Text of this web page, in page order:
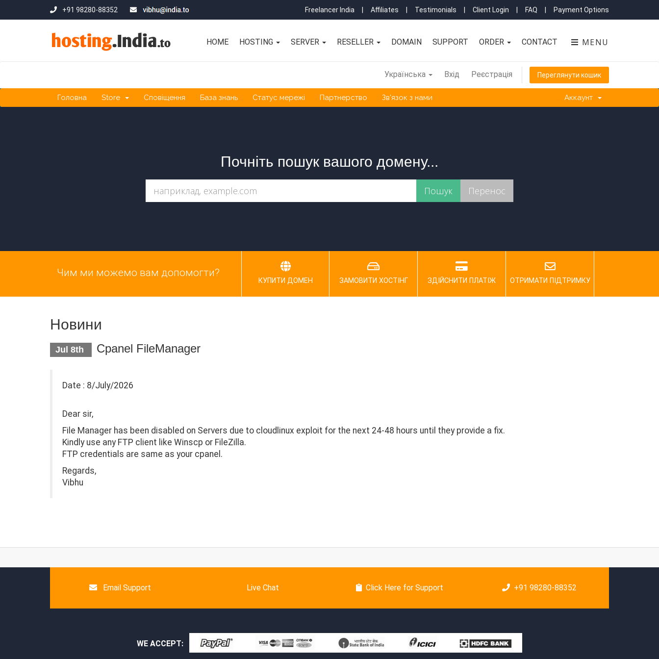
+91 98280-88352 Freelancer India Affiliates Testimonials Client Login FAQ Payment Options
MENU
HOME HOSTING SERVER RESELLER DOMAIN SUPPORT ORDER CONTACT
Українська Вхід Реєстрація Переглянути кошик
Головна Store Сповіщення База знань Статус мережі Партнерство Зв'язок з нами Аккаунт
Почніть пошук вашого домену...
Чим ми можемо вам допомогти?
КУПИТИ ДОМЕН ЗАМОВИТИ ХОСТІНГ ЗДІЙСНИТИ ПЛАТІЖ ОТРИМАТИ ПІДТРИМКУ
Новини
Jul 8th Cpanel FileManager
Date : 8/July/2026
Dear sir,
File Manager has been disabled on Servers due to cloudlinux exploit for the next 24-48 hours until they provide a fix.
Kindly use any FTP client like Winscp or FileZilla.
FTP credentials are same as your cpanel.
Regards,
Vibhu
Email Support Live Chat Click Here for Support +91 98280-88352
WE ACCEPT: